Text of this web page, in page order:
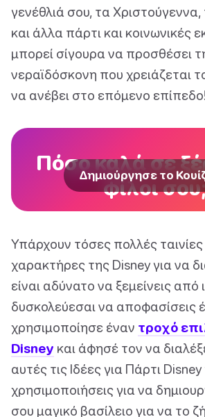
γενέθλιά σου, τα
και άλλα πάρτι και κοινωνικές
μπορεί σίγουρα να προσθέσει
νεραϊδόσκονη που χρειάζεται
να ανέβει στο επόμενο επίπεδο!
Πόσο καλά σε
φίλοι
Δημιούργησε το
Υπάρχουν τόσες πολλές ταινίες
χαρακτήρες της Disney για να
είναι αδύνατο να ξεμείνεις από
δυσκολεύεσαι να αποφασίσεις
χρησιμοποίησε έναν τροχό
Disney και άφησέ τον να
αυτές τις Ιδέες για Πάρτι
χρησιμοποιήσεις για να
σου μαγικό βασίλειο για να το